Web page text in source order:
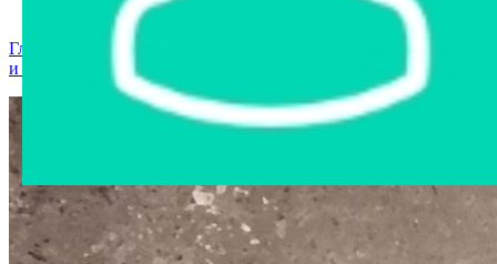
Государственное имущество
Главная страница
и аксессуары
› veon